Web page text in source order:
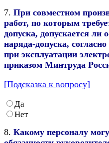
7. При совместном
работ, по которым
допуска, допускается ли
наряда-допуска,
при эксплуатации
приказом Минтруда
[Подсказка к вопросу]
Да
Нет
8. Какому персоналу